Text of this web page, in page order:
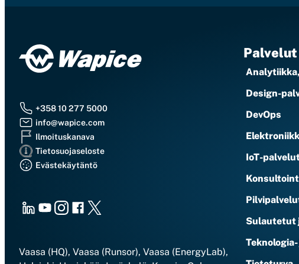
+358 10 277 5000
info@wapice.com
Ilmoituskanava
Tietosuojaseloste
Evästekäytäntö
LinkedInYoutubeInstagram
Facebook
X
Vaasa (HQ), Vaasa (Runsor), Vaasa (EnergyLab),
Palvelut
Design-
DevOps
IoT-
Sulautetut